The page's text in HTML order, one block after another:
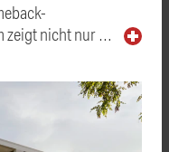
zeigt nicht nur …